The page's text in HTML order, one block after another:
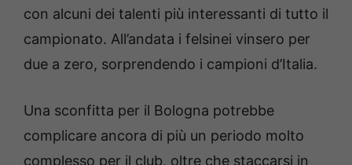
con alcuni dei talenti più interessanti di tutto il
campionato. All’andata i felsinei vinsero per
due a zero, sorprendendo i campioni d’Italia.
Una sconfitta per il Bologna potrebbe
complicare ancora di più un periodo molto
complesso per il club, oltre che staccarsi in